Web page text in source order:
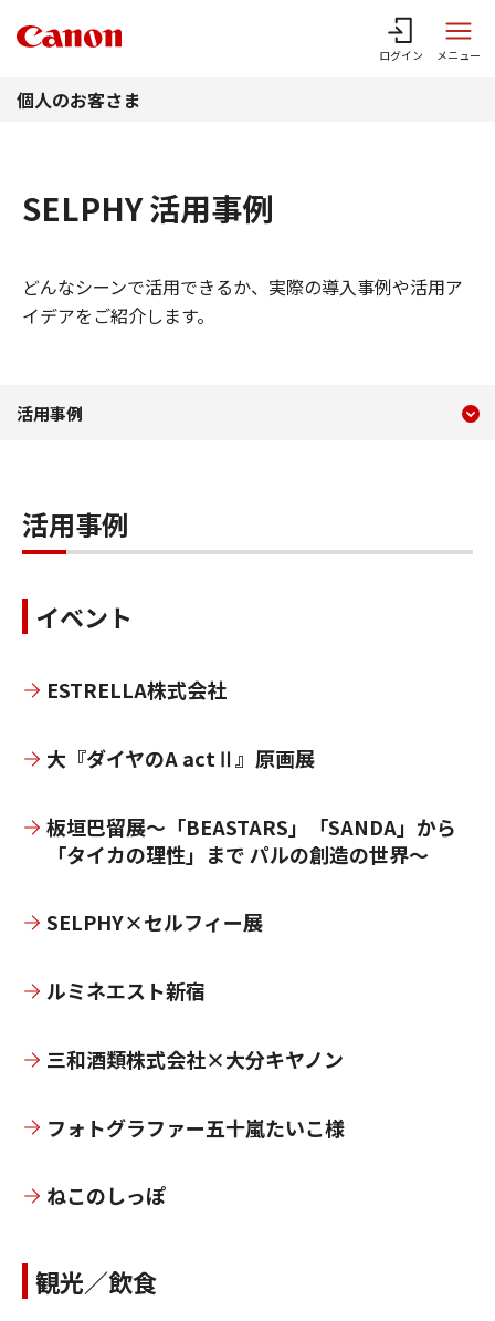
ログイン メニュー
個人のお客さま
SELPHY 活用事例
どんなシーンで活用できるか、実際の導入事例や活用ア
イデアをご紹介します。
活用事例
活用事例
イベント
ESTRELLA株式会社
大『ダイヤのA actⅡ』原画展
板垣巴留展～「BEASTARS」「SANDA」から
「タイカの理性」まで パルの創造の世界～
SELPHY×セルフィー展
ルミネエスト新宿
三和酒類株式会社×大分キヤノン
フォトグラファー五十嵐たいこ様
ねこのしっぽ
観光／飲食